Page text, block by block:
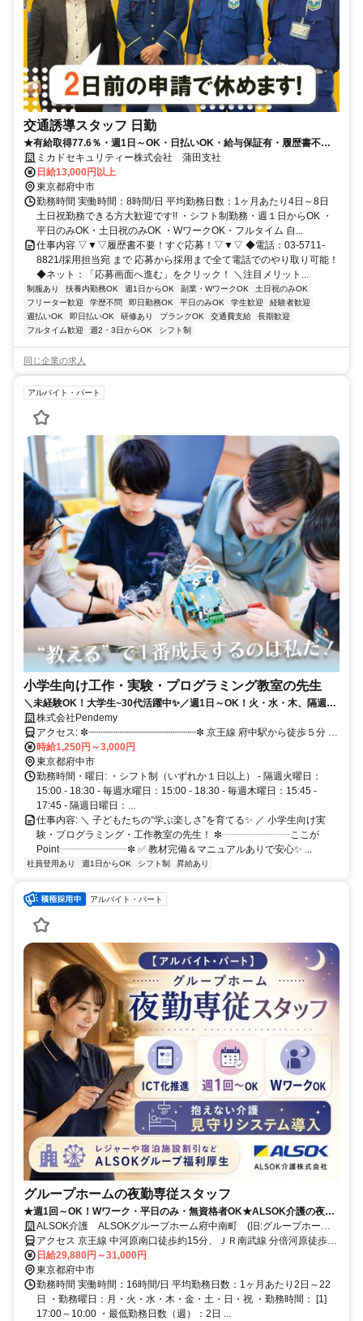
交通誘導スタッフ 日勤
★有給取得77.6％・週1日～OK・日払いOK・給与保証有・履歴書不要
★ ミカドセキュリティー株式会社 蒲田支社
日給13,000円以上
東京都府中市
勤務時間 実働時間：8時間/日 平均勤務日数：1ヶ月あたり4日～8日
土日祝勤務できる方大歓迎です!! ・シフト制勤務・週１日からOK ・
平日のみOK・土日祝のみOK ・WワークOK・フルタイム 自...
仕事内容 ▽▼▽履歴書不要！すぐ応募！▽▼▽ ◆電話：03-5711-
8821/採用担当宛 まで 応募から採用まで全て電話でのやり取り可能！
◆ネット：「応募画面へ進む」をクリック！ ＼注目メリット...
制服あり 扶養内勤務OK 週1日からOK 副業・WワークOK
土日祝のみOK
フリーター歓迎
学歴不問 即日勤務OK 平日のみOK 学生歓迎
経験者歓迎
週払いOK
即日払いOK 研修あり ブランクOK 交通費支給
長期歓迎
フルタイム歓迎
週2・3日からOK シフト制
同じ企業の求人
アルバイト・パート
小学生向け工作・実験・プログラミング教室の先生
＼未経験OK！大学生~30代活躍中✨／週1日～OK！火・水・木、隔週日
曜のみ勤務／固定シフト可◎✨学生・Wワーク・主婦(夫)さんも✨火・
水・隔週日で週1日〜OK！子ども好きな方歓迎☆
株式会社Pendemy
アクセス: ✼┈┈┈┈┈┈┈┈┈┈┈┈┈┈┈┈┈┈┈✼ 京王線 府中駅から徒歩５分 武
蔵野線 北府中駅から徒歩10分 南武線、武蔵野線 府中本町駅から徒歩
12分 ✼┈┈┈┈┈┈┈┈┈┈┈┈┈┈┈┈┈┈┈✼
時給1,250円～3,000円
東京都府中市
勤務時間・曜日: ・シフト制（いずれか１日以上） - 隔週火曜日：
15:00 - 18:30 - 毎週水曜日：15:00 - 18:30 - 毎週木曜日：15:45 -
17:45 - 隔週日曜日：...
仕事内容: ＼ 子どもたちの“学ぶ楽しさ”を育てる✨ ／ 小学生向け実
験・プログラミング・工作教室の先生！ ✼┈┈┈┈┈┈┈ここが
Point┈┈┈┈┈┈┈✼ ✅ 教材完備＆マニュアルありで安心✨ ...
社員登用あり 週1日からOK シフト制 昇給あり
アルバイト・パート
グループホームの夜勤専従スタッフ
★週1回～OK！Wワーク・平日のみ・無資格者OK★ALSOK介護の夜勤
介護スタッフ
ALSOK介護 ALSOKグループホーム府中南町 (旧:グループホーム
みんなの家・府中南町)
アクセス 京王線 中河原南口徒歩約15分、ＪＲ南武線 分倍河原徒歩約
17分、ＪＲ武蔵野線 府中本町徒歩約18分
日給29,880円～31,000円
東京都府中市
勤務時間 実働時間：16時間/日 平均勤務日数：1ヶ月あたり2日～22
日 ・勤務曜日：月・火・水・木・金・土・日・祝 ・勤務時間： [1]
17:00～10:00 ・最低勤務日数（週）：2日 ...